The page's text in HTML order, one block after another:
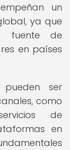
un
ya que
fuente de
en países
pueden ser
como
de
en